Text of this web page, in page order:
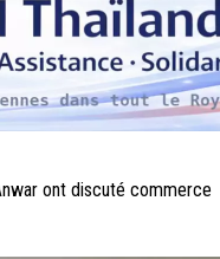
Thaïlande
ont discuté commerce